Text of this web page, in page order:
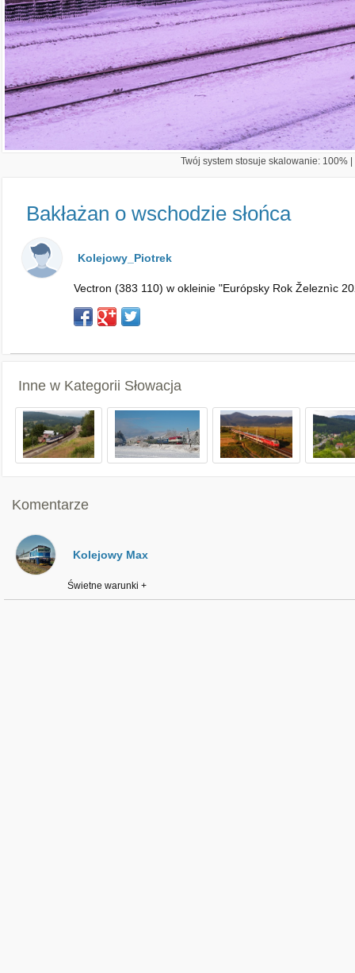
Twój system stosuje skalowanie: 100%
Bakłażan o wschodzie słońca
Kolejowy_Piotrek
Vectron (383 110) w okleinie "Európsky Rok Železnìc
Inne w Kategorii Słowacja
Komentarze
Kolejowy Max
Świetne warunki +